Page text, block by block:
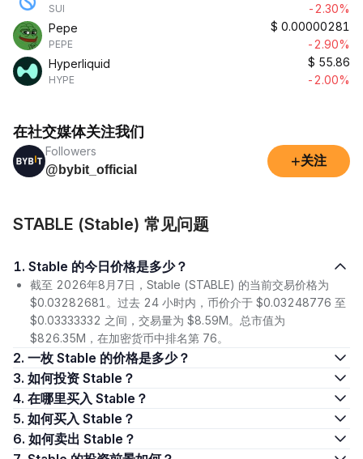
SUI
-2.30%
Pepe
PEPE
$ 0.00000281
-2.90%
Hyperliquid
HYPE
$ 55.86
-2.00%
在社交媒体关注我们
Followers
@bybit_official
+关注
STABLE (​​Stable) 常见问题
1. ​​Stable 的今日价格是多少？
截至 2026年8月7日，​​Stable (STABLE) 的当前交易价格为
$0.03282681。过去 24 小时内，币价介于 $0.03248776 至
$0.03333332 之间，交易量为 $8.59M。总市值为
$826.35M，在加密货币中排名第 76。
2. 一枚 ​​Stable 的价格是多少？
3. 如何投资 ​​Stable？
4. 在哪里买入 ​​Stable？
5. 如何买入 ​​Stable？
6. 如何卖出 ​​Stable？